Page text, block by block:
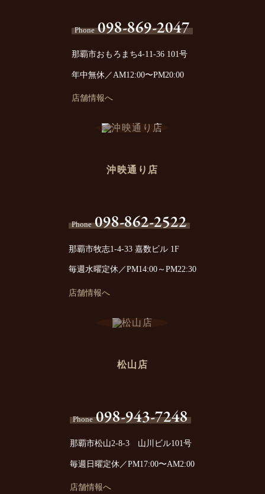
Phone 098-869-2047
那覇市おもろまち4-11-36 101号
年中無休／AM12:00〜PM20:00
店舗情報へ
沖映通り店
Phone 098-862-2522
那覇市牧志1-4-33 嘉数ビル 1F
毎週水曜定休／PM14:00～PM22:30
店舗情報へ
松山店
Phone 098-943-7248
那覇市松山2-8-3 山川ビル101号
毎週日曜定休／PM17:00〜AM2:00
店舗情報へ